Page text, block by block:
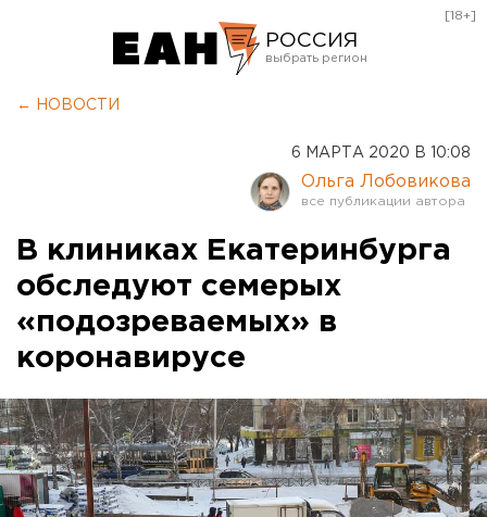
РОССИЯ
Курган
Оренбург
[18+]
← НОВОСТИ
6 МАРТА 2020 В 10:08
Ольга Лобовикова
В клиниках Екатеринбурга
обследуют семерых
«подозреваемых» в
коронавирусе